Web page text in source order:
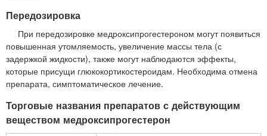
Передозировка
При передозировке медроксипрогестероном могут появиться
повышенная утомляемость, увеличение массы тела (с
задержкой жидкости), также могут наблюдаются эффекты,
которые присущи глюкокортикостероидам. Необходима отмена
препарата, симптоматическое лечение.
Торговые названия препаратов с действующим
веществом медроксипрогестерон